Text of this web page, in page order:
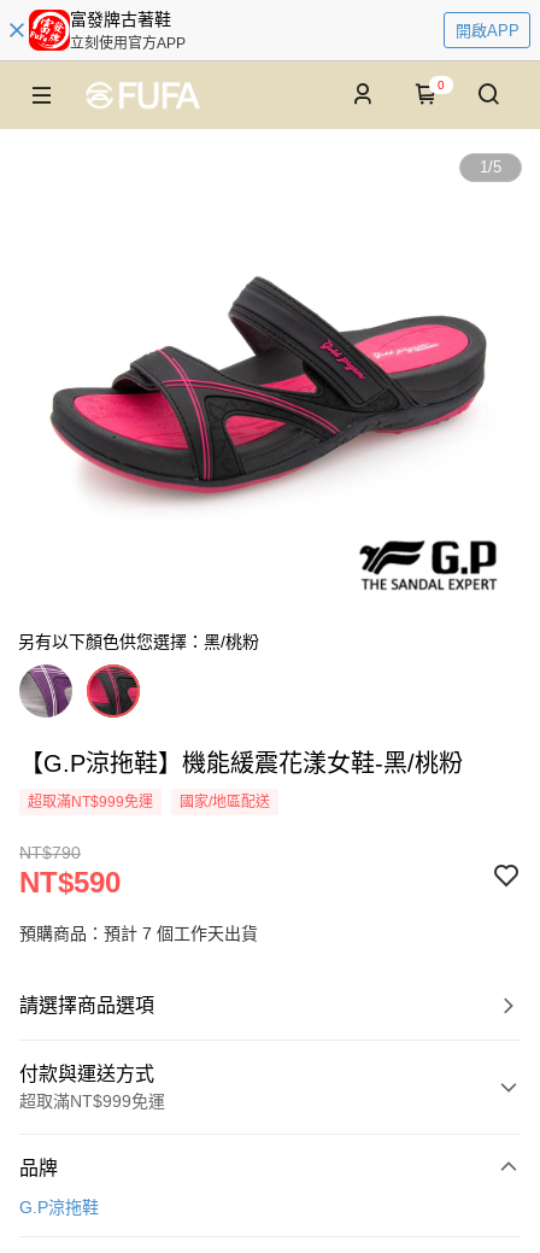
富發牌古著鞋
立刻使用官方APP
開啟APP
0
1/5
另有以下顏色供您選擇：黑/桃粉
【G.P涼拖鞋】機能緩震花漾女鞋-黑/桃粉
超取滿NT$999免運 國家/地區配送
NT$790
NT$590
預購商品：預計 7 個工作天出貨
請選擇商品選項
付款與運送方式
超取滿NT$999免運
信用卡一次付款
品牌
G.P涼拖鞋